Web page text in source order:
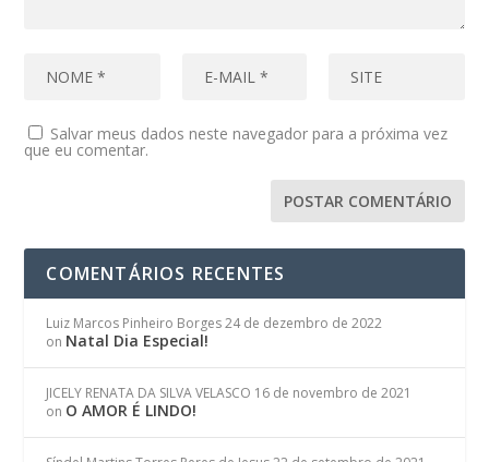
Salvar meus dados neste navegador para a próxima vez
que eu comentar.
COMENTÁRIOS RECENTES
Luiz Marcos Pinheiro Borges 24 de dezembro de 2022
on Natal Dia Especial!
JICELY RENATA DA SILVA VELASCO 16 de novembro de 2021
on O AMOR É LINDO!